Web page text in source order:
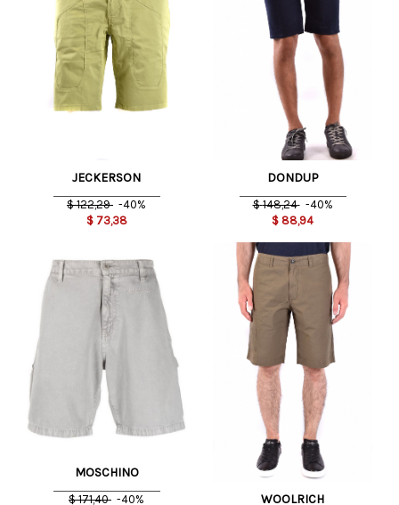
JECKERSON
$ 122,29 -40%
$ 73,38
DONDUP
$ 148,24 -40%
$ 88,94
MOSCHINO
$ 171,40 -40%
WOOLRICH